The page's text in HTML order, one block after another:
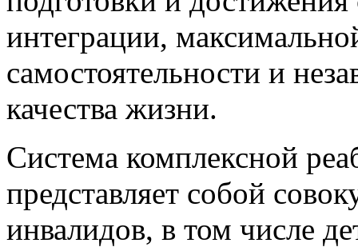
подготовки и
интеграции,
самостоятельности и
качества жизни.
Система комплексной
представляет собой